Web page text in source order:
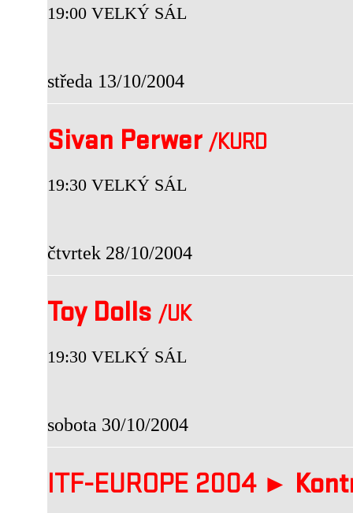
19:00 VELKÝ SÁL
středa 13/10/2004
Sivan Perwer /KURD
19:30 VELKÝ SÁL
čtvrtek 28/10/2004
Toy Dolls /UK
19:30 VELKÝ SÁL
sobota 30/10/2004
ITF-EUROPE 2004 ►